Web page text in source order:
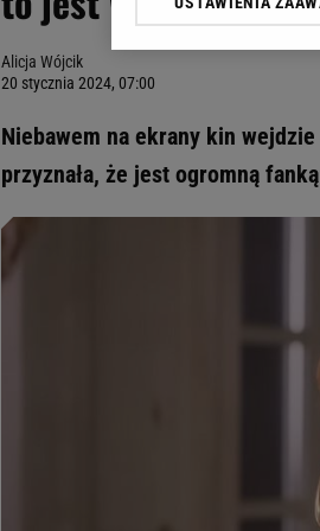
Alicja Wójcik
20 stycznia 2024, 07:00
Niebawem na ekrany kin
przyznała, że jest ogromną
Klikając „Akceptuję”
odnośnik „Ustawienia
My, nasi Zaufani
Użycie dokładnych
Przechowywanie
badnie odbiorców i